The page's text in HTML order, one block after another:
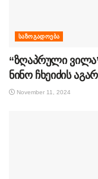
ᲡᲐᲖᲝᲒᲐᲓᲝᲔᲑᲐ
“ზღაპრული
ნინო ჩხეიძის
November 11, 2024